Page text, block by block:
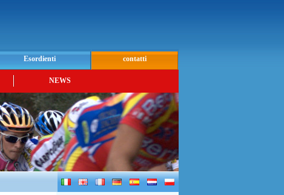
Esordienti contatti
NEWS